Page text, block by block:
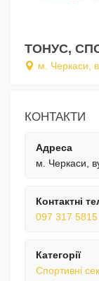
ТОНУС,
м. Черкаси,
КОНТАКТИ
Адреса
м. Черкаси,
Контактні
097 317 5815
Категорії
Спортивні